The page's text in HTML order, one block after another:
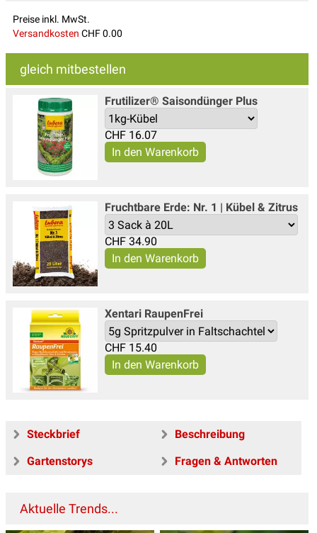
Preise inkl. MwSt.
Versandkosten CHF 0.00
gleich mitbestellen
Frutilizer® Saisondünger Plus
CHF 16.07
Fruchtbare Erde: Nr. 1 | Kübel & Zitrus
CHF 34.90
Xentari Raupen­Frei
CHF 15.40
Steckbrief
Beschreibung
Gartenstorys
Fragen & Antworten
Aktuelle Trends...